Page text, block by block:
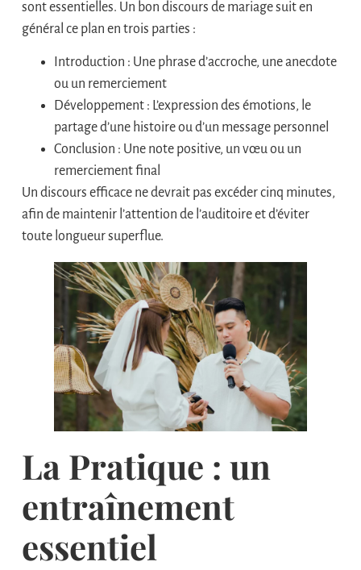
sont essentielles. Un bon discours de mariage suit en
général ce plan en trois parties :
Introduction : Une phrase d’accroche, une anecdote
ou un remerciement
Développement : L’expression des émotions, le
partage d’une histoire ou d’un message personnel
Conclusion : Une note positive, un vœu ou un
remerciement final
Un discours efficace ne devrait pas excéder cinq minutes,
afin de maintenir l’attention de l’auditoire et d’éviter
toute longueur superflue.
La Pratique : un
entraînement
essentiel